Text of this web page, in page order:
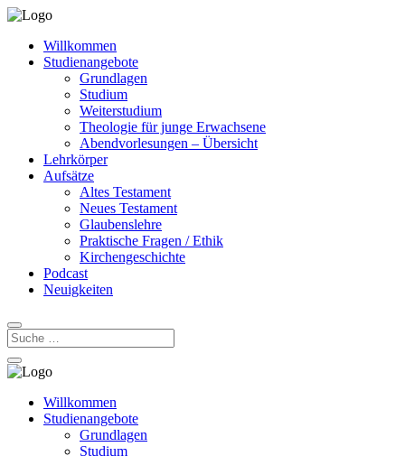
Willkommen
Studienangebote
Grundlagen
Studium
Weiterstudium
Theologie für junge Erwachsene
Abendvorlesungen – Übersicht
Lehrkörper
Aufsätze
Altes Testament
Neues Testament
Glaubenslehre
Praktische Fragen / Ethik
Kirchengeschichte
Podcast
Neuigkeiten
Willkommen
Studienangebote
Grundlagen
Studium